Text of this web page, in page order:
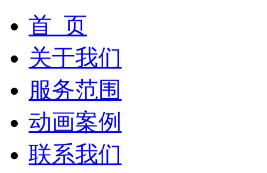
首 页
关于我们
服务范围
动画案例
联系我们